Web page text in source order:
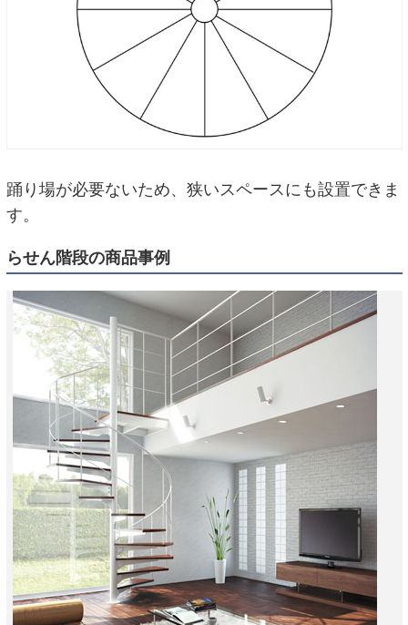
踊り場が必要ないため、狭いスペースにも設置できま
す。
らせん階段の商品事例